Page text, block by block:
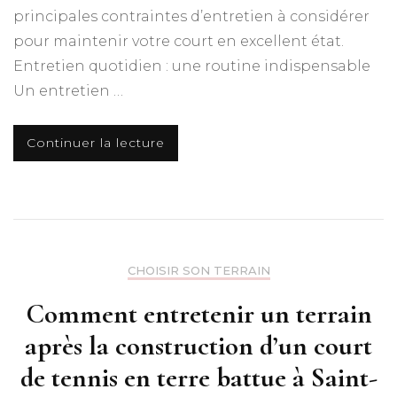
principales contraintes d’entretien à considérer
pour maintenir votre court en excellent état.​
Entretien quotidien : une routine indispensable
Un entretien …
Continuer la lecture
CHOISIR SON TERRAIN
Comment entretenir un terrain
après la construction d’un court
de tennis en terre battue à Saint-